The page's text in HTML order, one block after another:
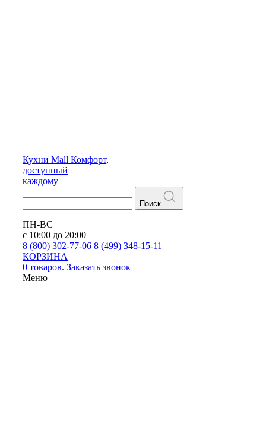
Кухни Mall Комфорт,
доступный
каждому
Поиск
ПН-ВС
с 10:00 до 20:00
8 (800) 302-77-06 8 (499) 348-15-11
КОРЗИНА
0 товаров. Заказать звонок
Меню